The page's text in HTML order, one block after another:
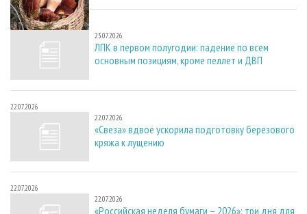
23.07.2026
23.07.2026
ЛПК в первом полугодии: падение по всем
основным позициям, кроме пеллет и ДВП
22.07.2026
22.07.2026
«Свеза» вдвое ускорила подготовку березового
кряжа к лущению
22.07.2026
22.07.2026
«Российская неделя бумаги – 2026»: три дня для